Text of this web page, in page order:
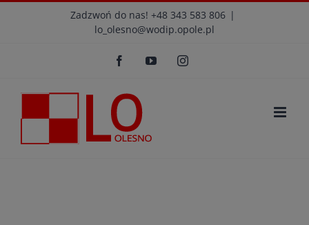
Zadzwoń do nas! +48 343 583 806 |
lo_olesno@wodip.opole.pl
FacebookYouTubeInstagram
modal-check